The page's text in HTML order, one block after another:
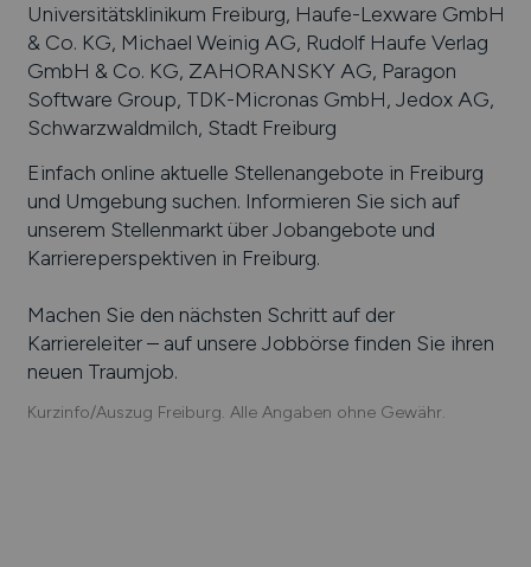
Universitätsklinikum Freiburg, Haufe-Lexware GmbH
& Co. KG, Michael Weinig AG, Rudolf Haufe Verlag
GmbH & Co. KG, ZAHORANSKY AG, Paragon
Software Group, TDK-Micronas GmbH, Jedox AG,
Schwarzwaldmilch, Stadt Freiburg
Einfach online aktuelle Stellenangebote in Freiburg
und Umgebung suchen. Informieren Sie sich auf
unserem Stellenmarkt über Jobangebote und
Karriereperspektiven in Freiburg.
Machen Sie den nächsten Schritt auf der
Karriereleiter – auf unsere Jobbörse finden Sie ihren
neuen Traumjob.
Kurzinfo/Auszug Freiburg. Alle Angaben ohne Gewähr.